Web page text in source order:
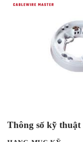
Thông số kỹ thuật